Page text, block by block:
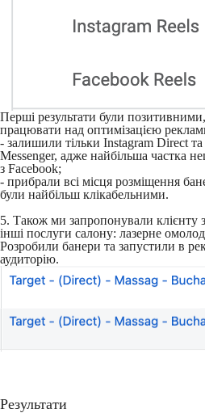
Перші результати були
працювати над оптимізацією
- залишили тільки Instagram Direct
Messenger, адже найбільша частка
з Facebook;
- прибрали всі місця розміщення
були найбільш клікабельними.
5. Також ми запропонували клієнту
інші послуги салону: лазерне
Розробили банери та запустили в
аудиторію.
Результати